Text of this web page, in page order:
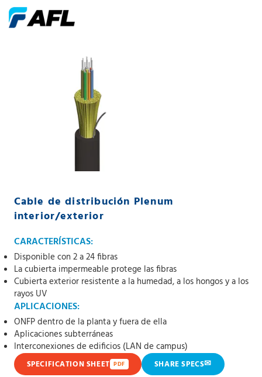
Cable de distribución Plenum
interior/exterior
CARACTERÍSTICAS:
Disponible con 2 a 24 fibras
La cubierta impermeable protege las fibras
Cubierta exterior resistente a la humedad, a los hongos y a los
rayos UV
APLICACIONES:
ONFP dentro de la planta y fuera de ella
Aplicaciones subterráneas
Interconexiones de edificios (LAN de campus)
SPECIFICATION SHEET PDF SHARE SPECS✉